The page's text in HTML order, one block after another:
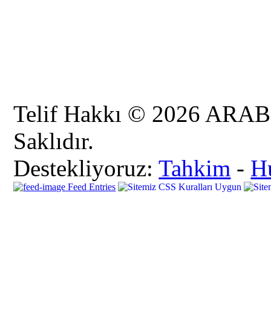
Telif Hakkı © 2026
Saklıdır.
Destekliyoruz:Tahkim -
Feed Entries